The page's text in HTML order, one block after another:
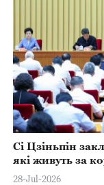
Сі Цзіньпін
які живуть за
країни та
28-Jul-2026